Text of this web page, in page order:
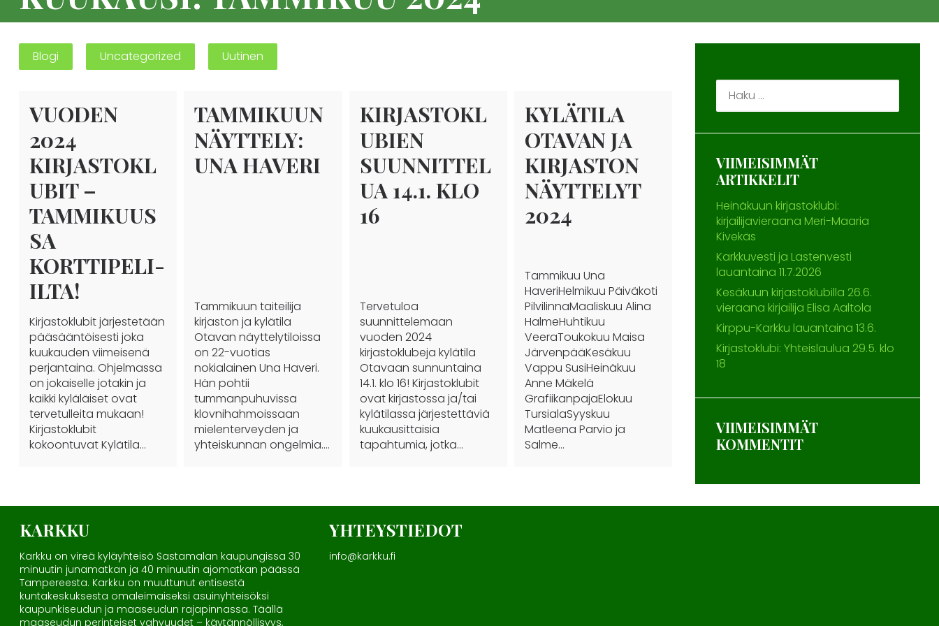
Blogi Uncategorized Uutinen
VUODEN
2024
KIRJASTOKL
UBIT –
TAMMIKUUS
SA
KORTTIPELI-
ILTA!
Kirjastoklubit järjestetään
pääsääntöisesti joka
kuukauden viimeisenä
perjantaina. Ohjelmassa
on jokaiselle jotakin ja
kaikki kyläläiset ovat
tervetulleita mukaan!
Kirjastoklubit
kokoontuvat Kylätila…
TAMMIKUUN
NÄYTTELY:
UNA HAVERI
Tammikuun taiteilija
kirjaston ja kylätila
Otavan näyttelytiloissa
on 22-vuotias
nokialainen Una Haveri.
Hän pohtii
tummanpuhuvissa
klovnihahmoissaan
mielenterveyden ja
yhteiskunnan ongelmia.…
KIRJASTOKL
UBIEN
SUUNNITTEL
UA 14.1. KLO
16
Tervetuloa
suunnittelemaan
vuoden 2024
kirjastoklubeja kylätila
Otavaan sunnuntaina
14.1. klo 16! Kirjastoklubit
ovat kirjastossa ja/tai
kylätilassa järjestettäviä
kuukausittaisia
tapahtumia, jotka…
KYLÄTILA
OTAVAN JA
KIRJASTON
NÄYTTELYT
2024
Tammikuu Una
HaveriHelmikuu Päiväkoti
PilvilinnaMaaliskuu Alina
HalmeHuhtikuu
VeeraToukokuu Maisa
JärvenpääKesäkuu
Vappu SusiHeinäkuu
Anne Mäkelä
GrafiikanpajaElokuu
TursialaSyyskuu
Matleena Parvio ja
Salme…
Haku:
VIIMEISIMMÄT
ARTIKKELIT
Heinäkuun kirjastoklubi:
kirjailijavieraana Meri-Maaria
Kivekäs
Karkkuvesti ja Lastenvesti
lauantaina 11.7.2026
Kesäkuun kirjastoklubilla 26.6.
vieraana kirjailija Elisa Aaltola
Kirppu-Karkku lauantaina 13.6.
Kirjastoklubi: Yhteislaulua 29.5. klo
18
VIIMEISIMMÄT
KOMMENTIT
KARKKU
Karkku on vireä kyläyhteisö Sastamalan kaupungissa 30
minuutin junamatkan ja 40 minuutin ajomatkan päässä
Tampereesta. Karkku on muuttunut entisestä
kuntakeskuksesta omaleimaiseksi asuinyhteisöksi
kaupunkiseudun ja maaseudun rajapinnassa. Täällä
maaseudun perinteiset vahvuudet – käytännöllisyys,
YHTEYSTIEDOT
info@karkku.fi